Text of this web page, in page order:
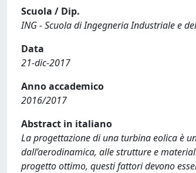
Scuola / Dip.
ING - Scuola di Ingegneria Industriale e
Data
21-dic-2017
Anno accademico
2016/2017
Abstract in italiano
La progettazione di una turbina eolica è
dall’aerodinamica, alle strutture e
progetto ottimo, questi fattori devono